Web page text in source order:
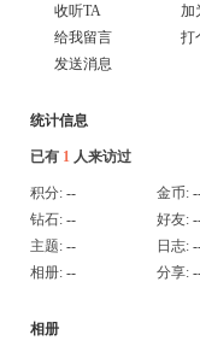
收听TA
加
给我留言
打
发送消息
统计信息
已有 1 人来访过
积分: -- 金币:
钻石: -- 好友:
主题: -- 日志:
相册: -- 分享:
相册